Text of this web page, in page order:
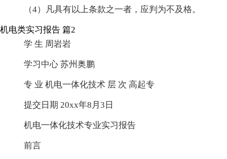
（4）凡具有以上条款之一者，应判为不及格。
机电类实习报告 篇2
学 生 周岩岩
学习中心 苏州奥鹏
专 业 机电一体化技术 层 次 高起专
提交日期 20xx年8月3日
机电一体化技术专业实习报告
前言